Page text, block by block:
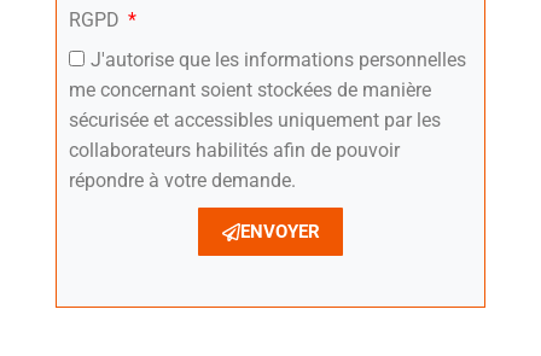
RGPD
J'autorise que les informations personnelles
me concernant soient stockées de manière
sécurisée et accessibles uniquement par les
collaborateurs habilités afin de pouvoir
répondre à votre demande.
ENVOYER